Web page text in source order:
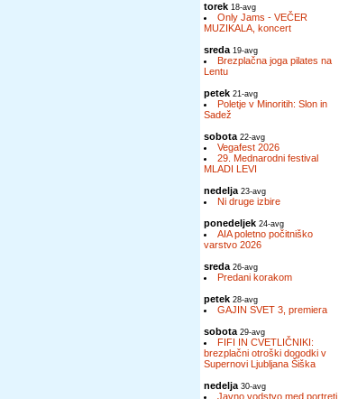
torek 18-avg
Only Jams - VEČER
MUZIKALA, koncert
sreda 19-avg
Brezplačna joga pilates na
Lentu
petek 21-avg
Poletje v Minoritih: Slon in
Sadež
sobota 22-avg
Vegafest 2026
29. Mednarodni festival
MLADI LEVI
nedelja 23-avg
Ni druge izbire
ponedeljek 24-avg
AIA poletno počitniško
varstvo 2026
sreda 26-avg
Predani korakom
petek 28-avg
GAJIN SVET 3, premiera
sobota 29-avg
FIFI IN CVETLIČNIKI:
brezplačni otroški dogodki v
Supernovi Ljubljana Šiška
nedelja 30-avg
Javno vodstvo med portreti